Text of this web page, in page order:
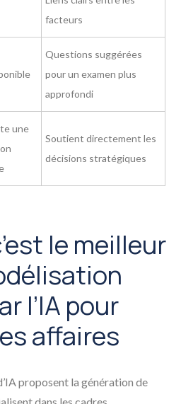
facteurs
Questions suggérées
pour un examen plus
approfondi
une
Soutient directement les
décisions stratégiques
le meilleur
l’IA pour
affaires
proposent la génération de